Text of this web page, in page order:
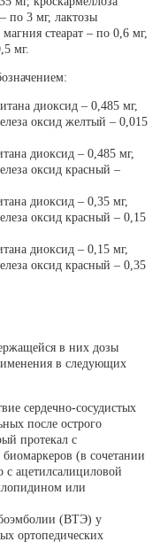
по 3 мг, лактозы
стеарат – по 0,6 мг,
мг.
диоксид – 0,485 мг,
оксид желтый – 0,015
диоксид – 0,485 мг,
оксид красный –
диоксид – 0,35 мг,
оксид красный – 0,15
диоксид – 0,15 мг,
оксид красный – 0,35
в них дозы
в следующих
сердечно-сосудистых
после острого
протекал с
(в сочетании
с ацетилсалициловой
или
(ВТЭ) у
ортопедических